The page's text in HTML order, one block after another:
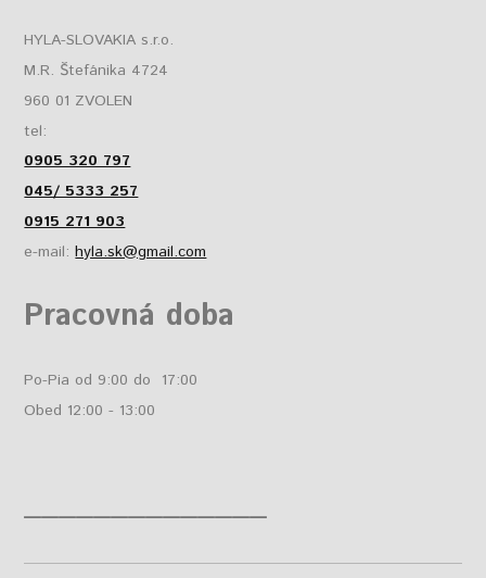
HYLA-SLOVAKIA s.r.o.
M.R. Štefánika 4724
960 01 ZVOLEN
tel:
0905 320 797
045/ 5333 257
0915 271 903
e-mail:hyla.sk@gmail.com
Pracovná doba
Po-Pia od 9:00 do 17:00
Obed 12:00 - 13:00
______________